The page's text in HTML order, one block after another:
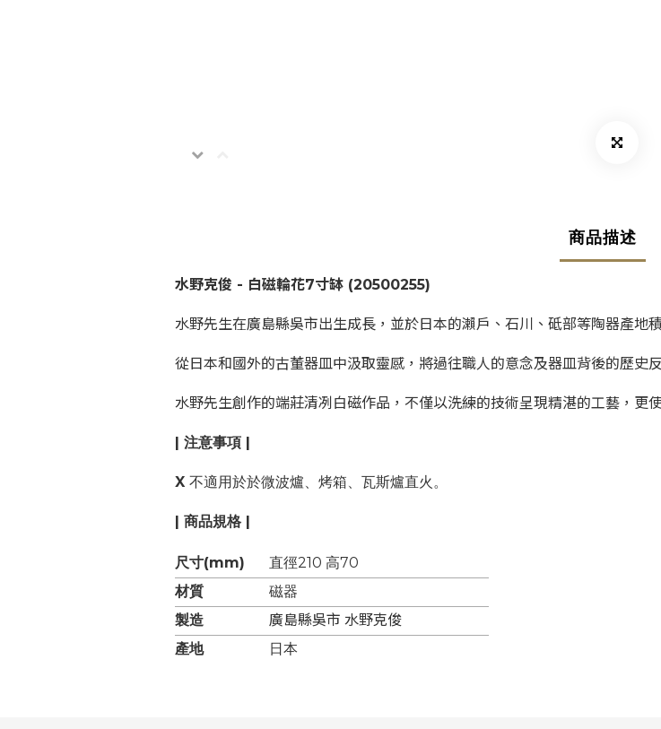
商品描述
水野克俊 - 白磁輪花7寸缽 (20500255)
水野先生在廣島縣吳市出生成長，並於日本的瀨戶、石川、砥部等陶器產地
從日本和國外的古董器皿中汲取靈感，將過往職人的意念及器皿背後的歷史
水野先生創作的端莊清冽白磁作品，不僅以洗練的技術呈現精湛的工藝，更
| 注意事項 |
X 不適用於於微波爐、烤箱、瓦斯爐直火。
| 商品規格 |
尺寸(mm)
直徑210 高70
材質
磁器
製造
廣島縣吳市 水野克俊
產地
日本